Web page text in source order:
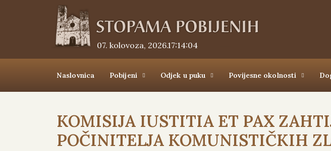
07. kolovoza, 2026.17:14:04
Naslovnica Pobijeni Odjek u puku Povijesne okolnosti
KOMISIJA IUSTITIA ET PAX
POČINITELJA KOMUNISTIČKIH